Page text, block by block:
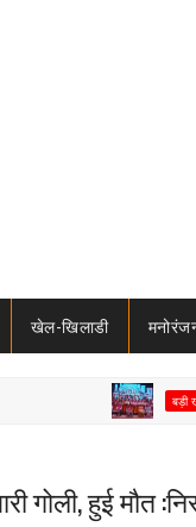
खेल-खिलाडी
बड़ी खबर
गोली, हुई मौत